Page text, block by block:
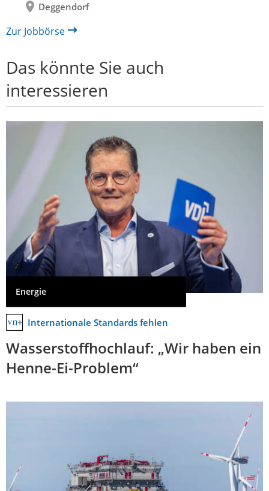
Deggendorf
Zur Jobbörse
Das könnte Sie auch
interessieren
Energie
Internationale Standards fehlen
Wasserstoffhochlauf: „Wir haben ein
Henne-Ei-Problem“